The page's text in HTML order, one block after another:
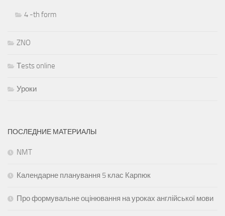
4 -th form
ZNO
Тests online
Уроки
ПОСЛЕДНИЕ МАТЕРИАЛЫ
NMT
Календарне планування 5 клас Карпюк
Про формувальне оцінювання на уроках англійської мови